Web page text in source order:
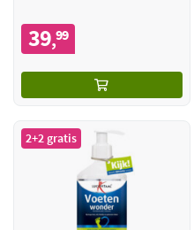
39,99
2+2 gratis